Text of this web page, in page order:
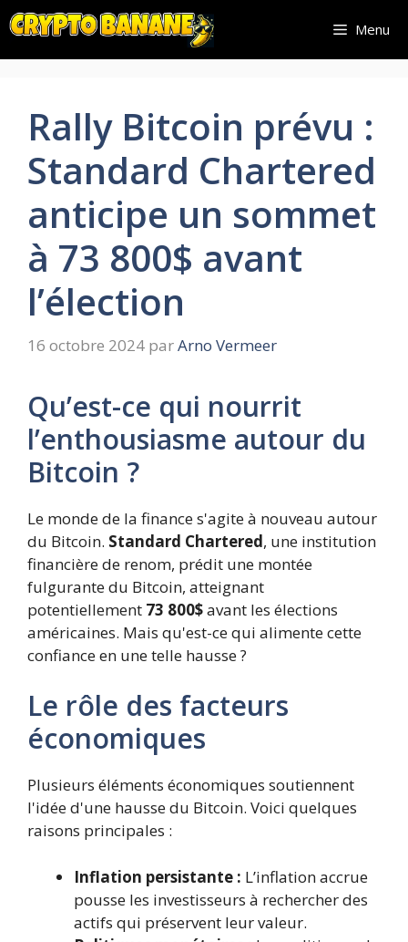
Aller
au
contenu
Menu
Rally Bitcoin prévu :
Standard Chartered
anticipe un sommet
à 73 800$ avant
l’élection
16 octobre 2024 parArno Vermeer
Qu’est-ce qui nourrit
l’enthousiasme autour du
Bitcoin ?
Le monde de la finance s'agite à nouveau autour
du Bitcoin. Standard Chartered, une institution
financière de renom, prédit une montée
fulgurante du Bitcoin, atteignant
potentiellement 73 800$avant les élections
américaines. Mais qu'est-ce qui alimente cette
confiance en une telle hausse ?
Le rôle des facteurs
économiques
Plusieurs éléments économiques soutiennent
l'idée d'une hausse du Bitcoin. Voici quelques
raisons principales :
Inflation persistante : L’inflation accrue
pousse les investisseurs à rechercher des
actifs qui préservent leur valeur.